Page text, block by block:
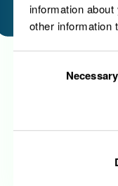
information
other information
Necessary